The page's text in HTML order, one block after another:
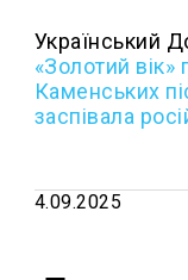
Український
«Золотий
Каменських
заспівала
4.09.2025